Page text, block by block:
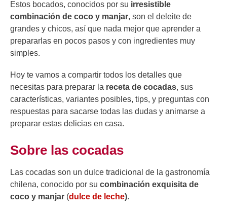
Estos bocados, conocidos por su irresistible
combinación de coco y manjar, son el deleite de
grandes y chicos, así que nada mejor que aprender a
prepararlas en pocos pasos y con ingredientes muy
simples.
Hoy te vamos a compartir todos los detalles que
necesitas para preparar la receta de cocadas, sus
características, variantes posibles, tips, y preguntas con
respuestas para sacarse todas las dudas y animarse a
preparar estas delicias en casa.
Sobre las cocadas
Las cocadas son un dulce tradicional de la gastronomía
chilena, conocido por su combinación exquisita de
coco y manjar (dulce de leche).